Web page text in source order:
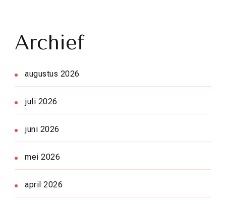
Archief
augustus 2026
juli 2026
juni 2026
mei 2026
april 2026